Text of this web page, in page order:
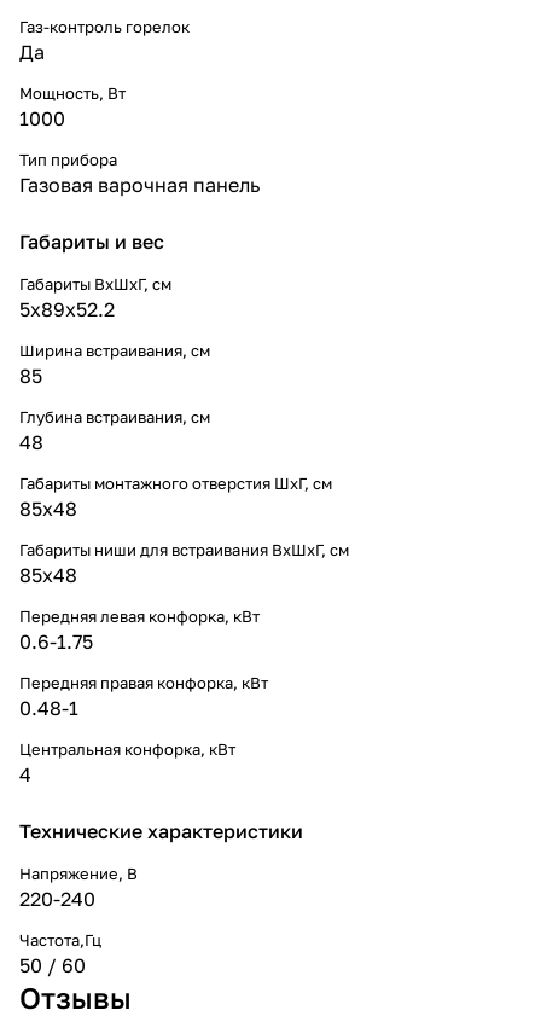
Газ-контроль горелок
Да
Мощность, Вт
1000
Тип прибора
Газовая варочная панель
Габариты и вес
Габариты ВхШхГ, cм
5х89х52.2
Ширина встраивания, см
85
Глубина встраивания, см
48
Габариты монтажного отверстия ШхГ, см
85х48
Габариты ниши для встраивания ВхШхГ, cм
85х48
Передняя левая конфорка, кВт
0.6-1.75
Передняя правая конфорка, кВт
0.48-1
Центральная конфорка, кВт
4
Технические характеристики
Напряжение, В
220-240
Частота,Гц
50 / 60
Отзывы